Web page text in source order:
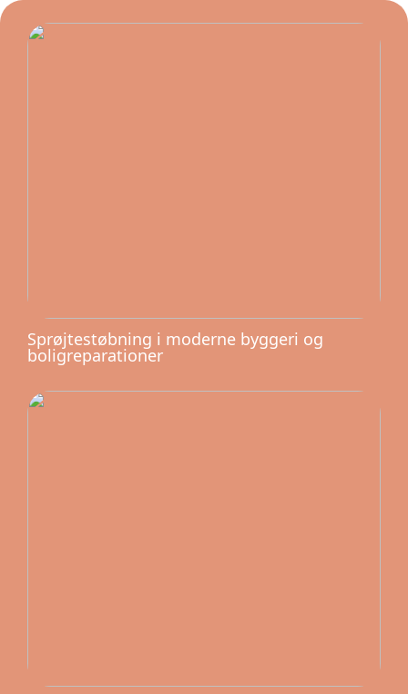
Sprøjtestøbning i moderne byggeri og
boligreparationer